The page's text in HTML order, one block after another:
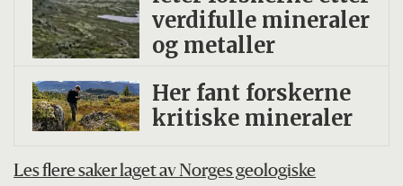
verdifulle mineraler
og metaller
Her fant forskerne
kritiske mineraler
Les flere saker laget av Norges geologiske